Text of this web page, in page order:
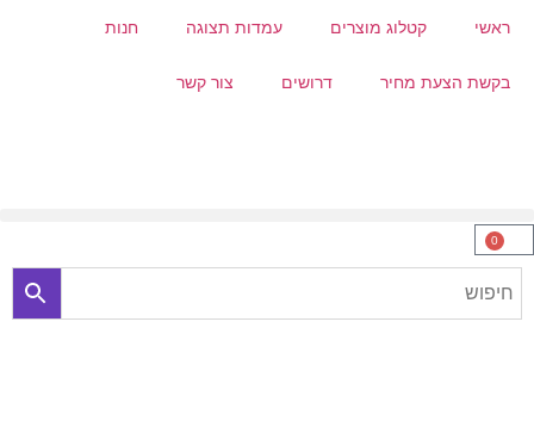
ראשי קטלוג מוצרים עמדות תצוגה חנות
בקשת הצעת מחיר דרושים צור קשר
0